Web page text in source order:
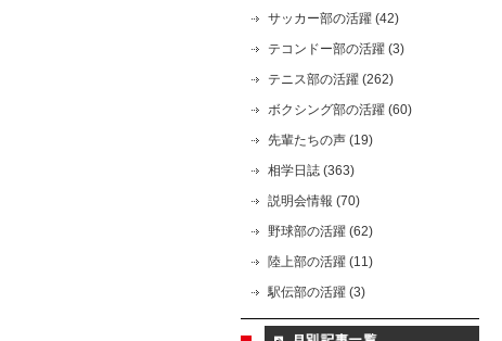
サッカー部の活躍 (42)
テコンドー部の活躍 (3)
テニス部の活躍 (262)
ボクシング部の活躍 (60)
先輩たちの声 (19)
相学日誌 (363)
説明会情報 (70)
野球部の活躍 (62)
陸上部の活躍 (11)
駅伝部の活躍 (3)